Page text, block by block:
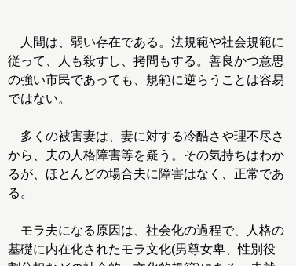
人間は、弱い存在である。法規範や社会規範に
従って、人も殺すし、拷問もする。善良かつ意思
の強い市民であっても、規範に逆らうことは容易
ではない。
多くの被害妻は、妻に対する冷酷さや理不尽さ
から、夫の人格障害等を疑う。その気持ちはわか
るが、ほとんどの場合夫に障害はなく、正常であ
る。
モラ夫になる原因は、社会化の過程で、人格の
基礎に内在化されたモラ文化(男尊女卑、性別役